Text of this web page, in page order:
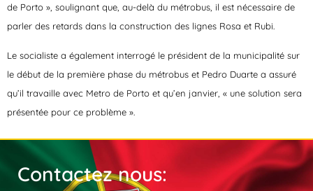
de Porto », soulignant que, au-delà du métrobus, il est nécessaire de
parler des retards dans la construction des lignes Rosa et Rubi.
Le socialiste a également interrogé le président de la municipalité sur
le début de la première phase du métrobus et Pedro Duarte a assuré
qu’il travaille avec Metro de Porto et qu’en janvier, « une solution sera
présentée pour ce problème ».
Contactez nous: